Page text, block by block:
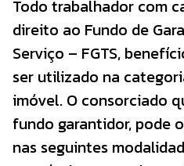
Todo trabalhador com
direito ao Fundo de
Serviço – FGTS,
ser utilizado na
imóvel. O consorciado
fundo garantidor, pode
nas seguintes